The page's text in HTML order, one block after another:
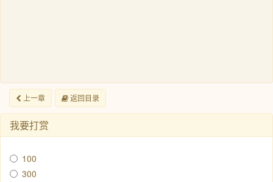
上一章 返回目录
我要打赏
100
300